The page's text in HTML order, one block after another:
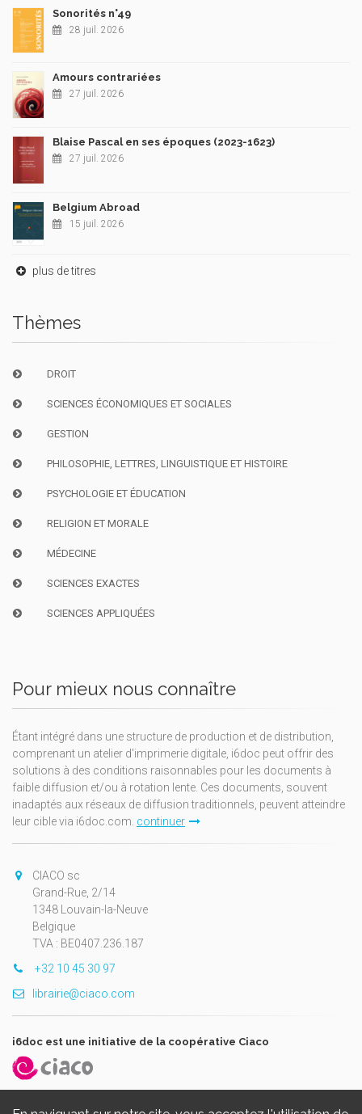
Sonorités n°49
28 juil. 2026
Amours contrariées
27 juil. 2026
Blaise Pascal en ses époques (2023-1623)
27 juil. 2026
Belgium Abroad
15 juil. 2026
plus de titres
Thèmes
DROIT
SCIENCES ÉCONOMIQUES ET SOCIALES
GESTION
PHILOSOPHIE, LETTRES, LINGUISTIQUE ET HISTOIRE
PSYCHOLOGIE ET ÉDUCATION
RELIGION ET MORALE
MÉDECINE
SCIENCES EXACTES
SCIENCES APPLIQUÉES
Pour mieux nous connaître
Étant intégré dans une structure de production et de distribution,
comprenant un atelier d'imprimerie digitale, i6doc peut offrir des
solutions à des conditions raisonnables pour les documents à
faible diffusion et/ou à rotation lente. Ces documents, souvent
inadaptés aux réseaux de diffusion traditionnels, peuvent atteindre
leur cible via i6doc.com. continuer
CIACO sc
Grand-Rue, 2/14
1348 Louvain-la-Neuve
Belgique
TVA : BE0407.236.187
+32 10 45 30 97
librairie@ciaco.com
i6doc est une initiative de la coopérative Ciaco